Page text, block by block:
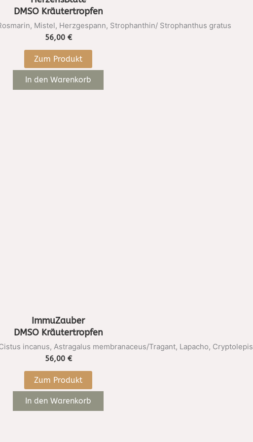
DMSO Kräutertropfen
Mistel, Herzgespann, Strophanthin/ Strophanthus gratus
56,00 €
Zum Produkt
In den Warenkorb
ImmuZauber
DMSO Kräutertropfen
incanus, Astragalus membranaceus/Tragant, Lapacho, Cryptolepis
56,00 €
Zum Produkt
In den Warenkorb